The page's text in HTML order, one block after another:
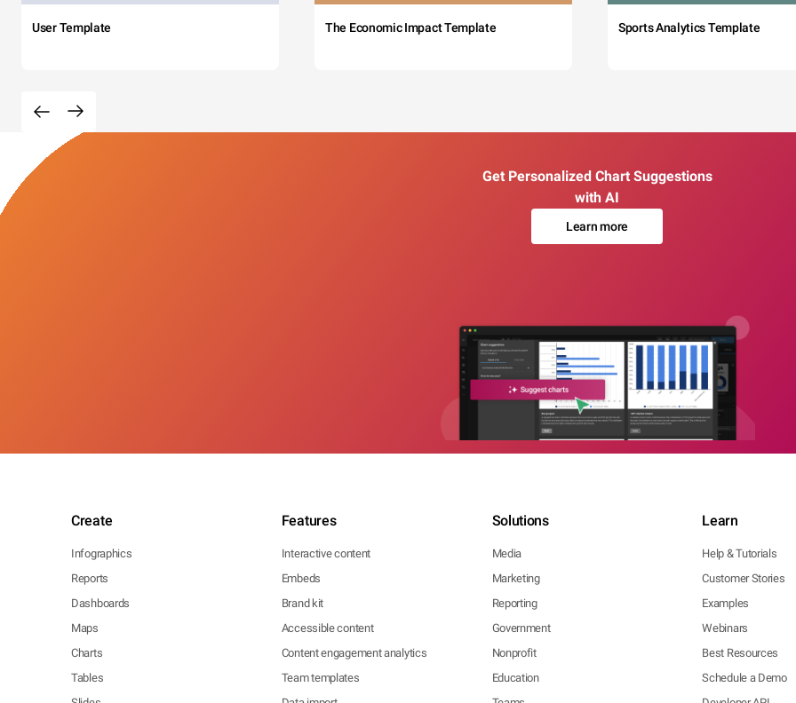
User Template The Economic Impact Template Sports Analytics Template
Get Personalized Chart Suggestions
with AI
Learn more
Create
Infographics
Reports
Dashboards
Maps
Charts
Tables
Features
Interactive content
Embeds
Brand kit
Accessible content
Content engagement analytics
Team templates
Solutions
Media
Marketing
Reporting
Government
Nonprofit
Education
Learn
Help & Tutorials
Customer Stories
Examples
Webinars
Best Resources
Schedule a Demo